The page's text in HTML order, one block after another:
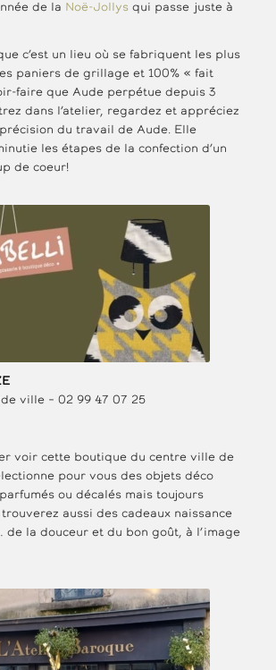
de la Noë-Jollysqui passe juste à
c’est un lieu où se fabriquent les plus
paniers de grillage et 100% « fait
faire que Aude perpétue depuis 3
dans l’atelier, regardez et appréciez
du travail de Aude. Elle
les étapes de la confection d’un
de coeur!
ville – 02 99 47 07 25
voir cette boutique du centre ville de
pour vous des objets déco
ou décalés mais toujours
aussi des cadeaux naissance
de la douceur et du bon goût, à l’image